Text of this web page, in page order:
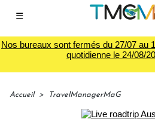
☰
Nos bureaux sont fermés du 27/07 au
quotidienne le 24/08/
Accueil > TravelManagerMaG